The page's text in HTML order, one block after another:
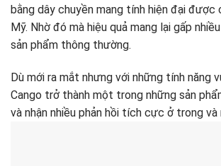
bằng dây chuyền mang tính hiện đại được
Mỹ. Nhờ đó mà hiệu quả mang lại gấp
sản phẩm thông thường.
Dù mới ra mắt nhưng với những tính năng
Cango trở thành một trong những sản
và nhận nhiều phản hồi tích cực ở trong và